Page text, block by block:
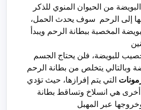
من الحيوان المنوي للذكر
إلى الرحم سوف يحدث الحمل،
المخصبة ببطانة الرحم ويبدأ
للبويضة، فلن يحتاج الجسم
وبالتالي يتخلص من بطانة الرحم
التي يتم إفرازها، حيث تؤدي
هي انسلاخ وتساقط بطانة
عبر المهبل